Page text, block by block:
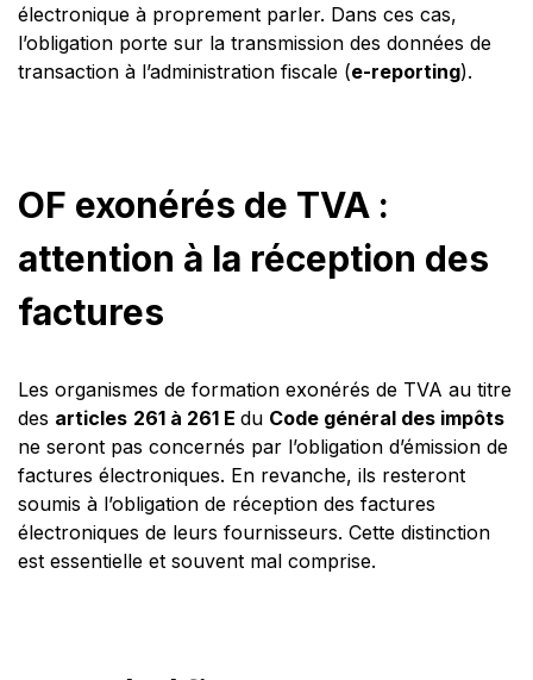
électronique à proprement parler. Dans ces cas,
l’obligation porte sur la transmission des données de
transaction à l’administration fiscale (e-reporting).
OF exonérés de TVA :
attention à la réception des
factures
Les organismes de formation exonérés de TVA au titre
des articles 261 à 261 E du Code général des impôts
ne seront pas concernés par l’obligation d’émission de
factures électroniques. En revanche, ils resteront
soumis à l’obligation de réception des factures
électroniques de leurs fournisseurs. Cette distinction
est essentielle et souvent mal comprise.